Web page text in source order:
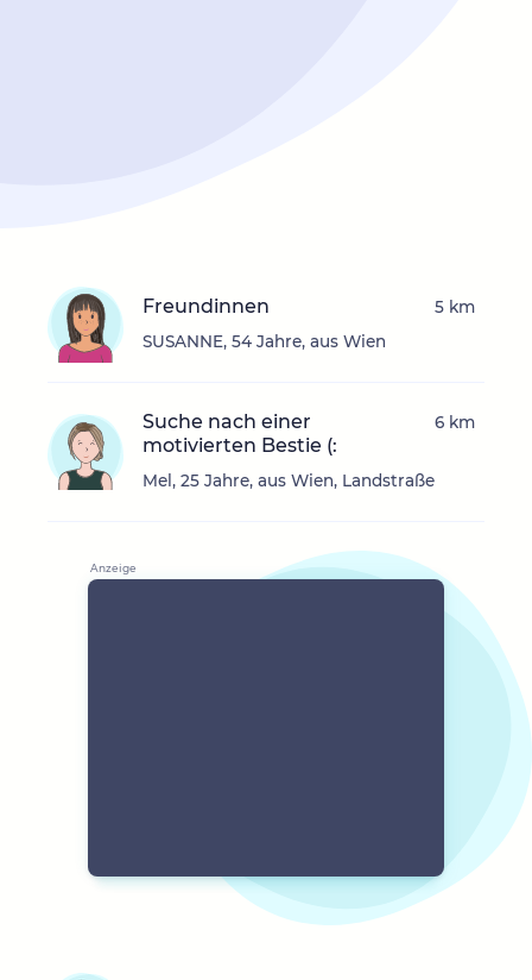
Freundinnen
SUSANNE, 54 Jahre, aus Wien
5 km
Suche nach einer
motivierten Bestie (:
Mel, 25 Jahre, aus Wien, Landstraße
6 km